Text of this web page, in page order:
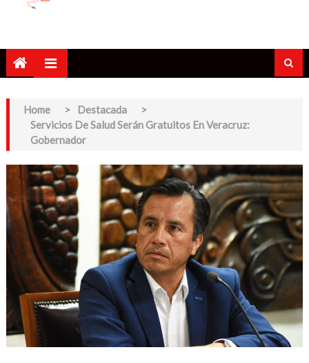
Home > Destacada
>
Servicios De Salud Serán Gratuitos En Veracruz:
Gobernador